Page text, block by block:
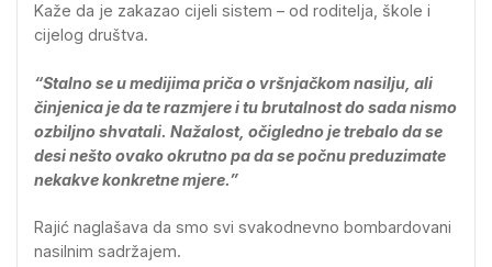
Kaže da je zakazao cijeli sistem – od roditelja, škole i
cijelog društva.
“Stalno se u medijima priča o vršnjačkom nasilju, ali
činjenica je da te razmjere i tu brutalnost do sada nismo
ozbiljno shvatali. Nažalost, očigledno je trebalo da se
desi nešto ovako okrutno pa da se počnu preduzimate
nekakve konkretne mjere.”
Rajić naglašava da smo svi svakodnevno bombardovani
nasilnim sadržajem.